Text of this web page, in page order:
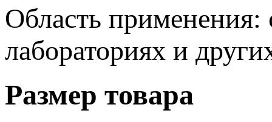
Область применения:
лабораториях и
Размер товара